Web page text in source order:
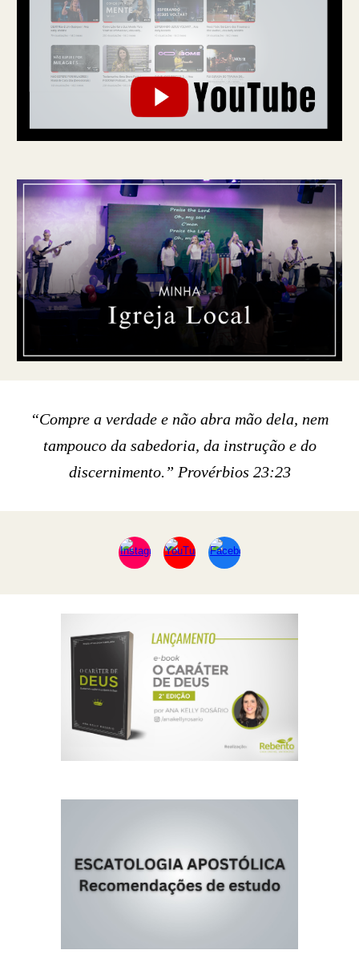
“Compre a verdade e não abra mão dela, nem
tampouco da sabedoria, da instrução e do
discernimento.” ‭‭Provérbios‬ ‭23:23‬